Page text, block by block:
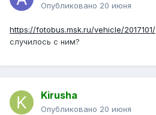
Опубликовано 20 июня
https://fotobus.msk.ru/vehicle/2017101/
случилось с ним?
Kirusha
Опубликовано 20 июня